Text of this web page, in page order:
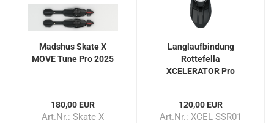
Madshus Skate X
MOVE Tune Pro 2025
180,00 EUR
Art.Nr.: Skate X
Langlaufbindung
Rottefella
XCELERATOR Pro
120,00 EUR
Art.Nr.: XCEL SSR01